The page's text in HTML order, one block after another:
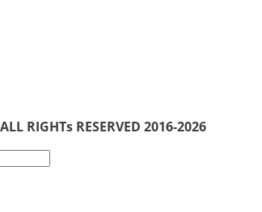
ALL RIGHTs RESERVED 2016-2026